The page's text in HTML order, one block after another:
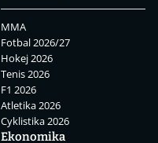
MMA
Fotbal 2026/27
Hokej 2026
Tenis 2026
F1 2026
Atletika 2026
Cyklistika 2026
Ekonomika